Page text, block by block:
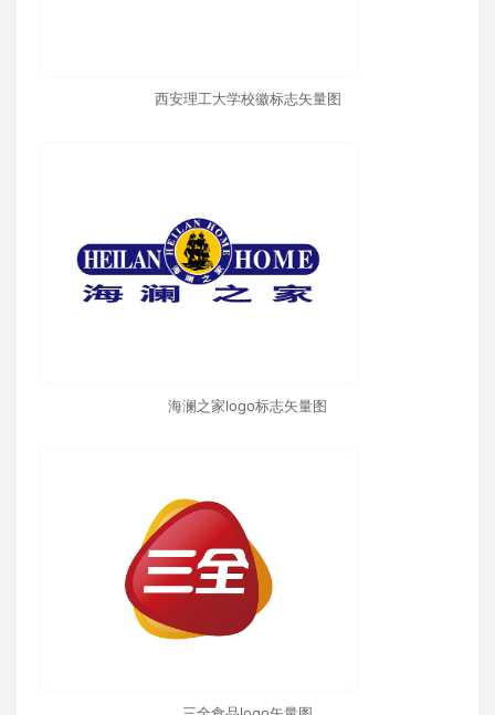
西安理工大学校徽标志矢量图
海澜之家logo标志矢量图